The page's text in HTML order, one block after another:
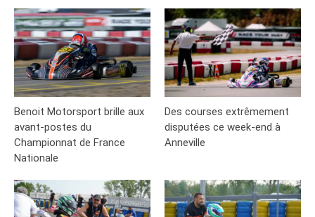
Benoit Motorsport brille aux
avant-postes du
Championnat de France
Nationale
Des courses extrêmement
disputées ce week-end à
Anneville